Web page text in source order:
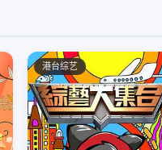
港台综艺